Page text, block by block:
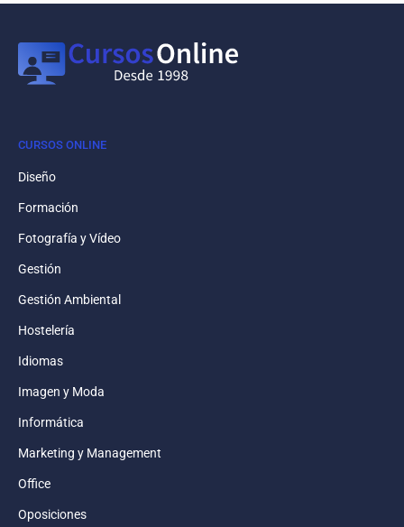
CURSOS ONLINE
Diseño
Formación
Fotografía y Vídeo
Gestión
Gestión Ambiental
Hostelería
Idiomas
Imagen y Moda
Informática
Marketing y Management
Office
Oposiciones